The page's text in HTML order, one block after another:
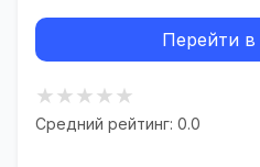
Перейти в
★★★★★
Средний рейтинг: 0.0